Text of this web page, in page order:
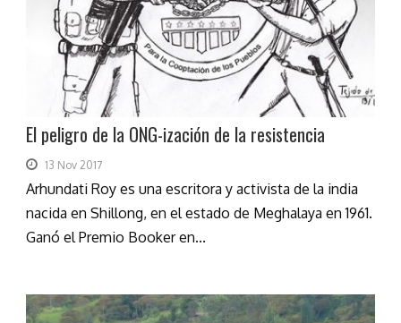
El peligro de la ONG-ización de la resistencia
13 Nov 2017
Arhundati Roy es una escritora y activista de la india
nacida en Shillong, en el estado de Meghalaya en 1961.
Ganó el Premio Booker en...